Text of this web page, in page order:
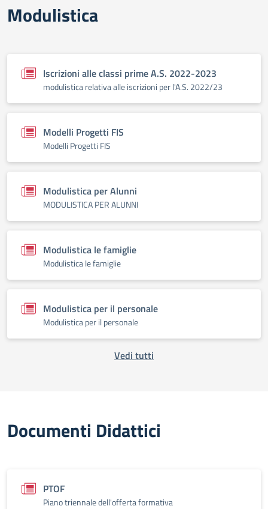
Modulistica
Iscrizioni alle classi prime A.S. 2022-2023
modulistica relativa alle iscrizioni per l'A.S. 2022/23
Modelli Progetti FIS
Modelli Progetti FIS
Modulistica per Alunni
MODULISTICA PER ALUNNI
Modulistica le famiglie
Modulistica le famiglie
Modulistica per il personale
Modulistica per il personale
Vedi tutti
Documenti Didattici
PTOF
Piano triennale dell'offerta formativa